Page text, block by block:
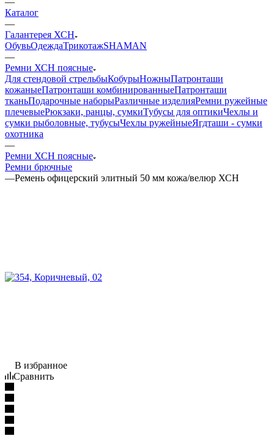
Каталог
—
Галантерея ХСН
ОбувьОдеждаТрикотажSHAMAN
—
Ремни ХСН поясные
Для стендовой стрельбыКобурыНожныПатронташи
кожаныеПатронташи комбинированныеПатронташи
тканьПодарочные наборыРазличные изделияРемни ружейные
плечевыеРюкзаки, ранцы, сумкиТубусы для оптикиЧехлы и
сумки рыболовные, тубусыЧехлы ружейныеЯгдташи - сумки
охотника
—
Ремни ХСН поясные
Ремни брючные
—Ремень офицерский элитный 50 мм кожа/велюр ХСН
В избранное
Сравнить